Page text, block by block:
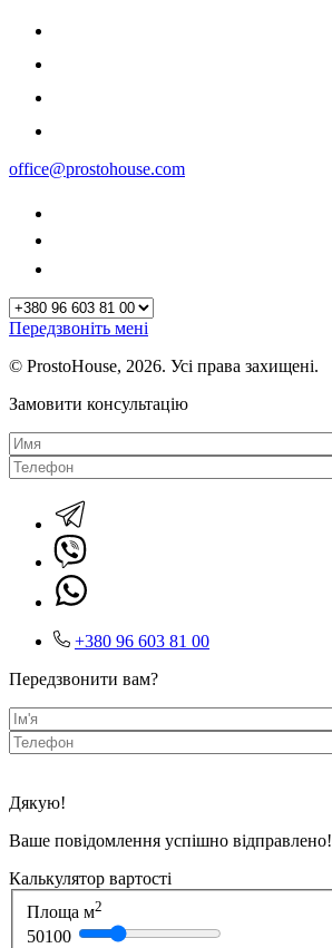
office@prostohouse.com
Передзвоніть мені
© ProstoHouse, 2026. Усі права захищені.
Замовити консультацію
+380 96 603 81 00
Передзвонити вам?
Дякую!
Ваше повідомлення успішно відправлено!
Калькулятор вартості
Площа м2
50100